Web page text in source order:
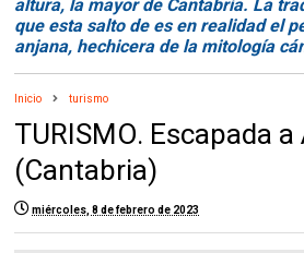
altura, la mayor de Cantabria. La
que esta salto de es en realidad el
anjana, hechicera de la mitología
Inicio turismo
TURISMO. Escapada
(Cantabria)
miércoles, 8 de febrero de 2023